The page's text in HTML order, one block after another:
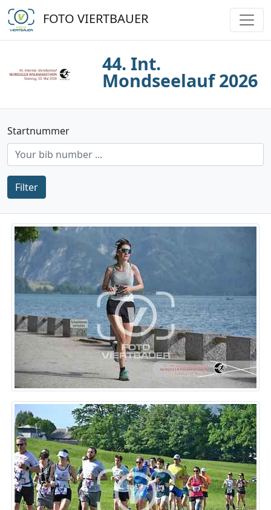
FOTO VIERTBAUER
44. Int.
Mondseelauf 2026
Startnummer
Filter